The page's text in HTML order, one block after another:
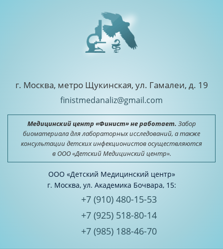
г. Москва, метро Щукинская, ул. Гамалеи, д. 19
finistmedanaliz@gmail.com
Медицинский центр «Финист» не работает. Забор
биоматериала для лабораторных исследований, а также
консультации детских инфекционистов осуществляются
в ООО «Детский Медицинский центр».
ООО «Детский Медицинский центр»
г. Москва, ул. Академика Бочвара, 15:
+7 (910) 480-15-53
+7 (925) 518-80-14
+7 (985) 188-46-70